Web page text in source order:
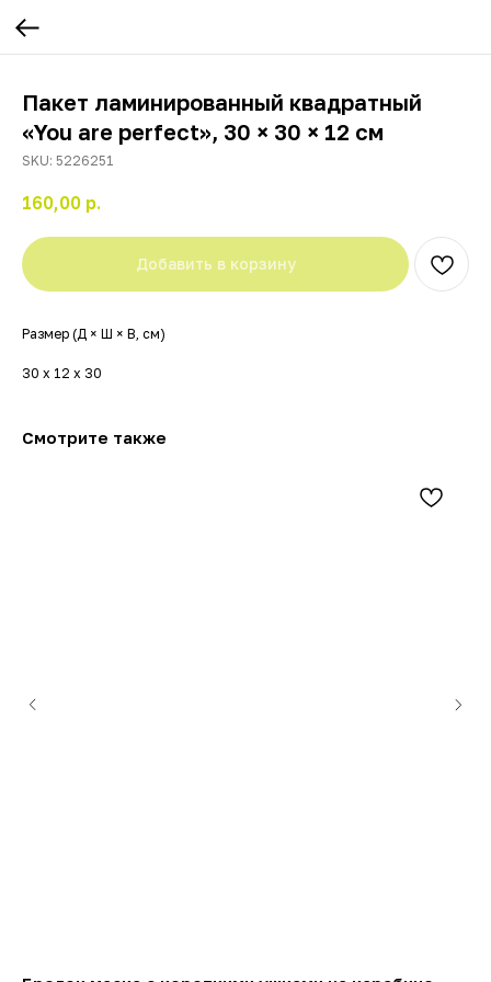
Пакет ламинированный квадратный
«You are perfect», 30 × 30 × 12 см
SKU: 5226251
160,00 р.
Добавить в корзину
Размер (Д × Ш × В, см)
30 х 12 х 30
Смотрите также